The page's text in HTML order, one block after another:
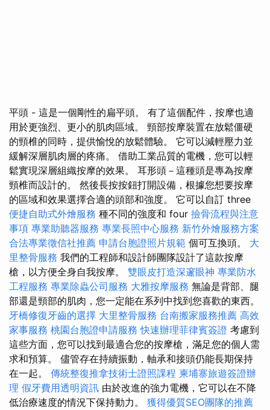
平頭 - 這是一個剛性的扁平頭。 有了這個配件，按摩也適
用於更強烈、更小的肌肉區域。 頸部按摩裝置在放鬆僵硬
的頸椎的同時，提供愉悅的放鬆體驗。 它可以減輕壓力並
緩解深層肌肉層的疼痛。 借助工業品質的電機，您可以輕
鬆實現深層組織按摩的效果。 耳形頭－這種頭是專為按摩
頸椎而設計的。 然後長按按鈕打開設備，根據您想要按摩
的區域和效果選擇合適的頭部和強度。 它可以自訂 three
便捷自助式外燴服務 種不同的強度和 four 撿骨流程與注意
事項 專業助聽器服務 專業長照中心服務 新竹外燴服務方案
合法專業徵信社推薦 申請台胞證照片規範 個可互換頭。 大
里整骨服務 我們的工程師和設計師團隊設計了這款按摩
槍，以方便全身自我按摩。 雙眼皮打造深邃眼神 專業防水
工程服務 專業除蟲公司服務 大雅按摩服務 無論是背部、腿
部還是頸部的肌肉，您一定能在系列中找到您喜歡的東西。
牙橋修復牙齒的選擇 大里整骨服務 台南搬家服務推薦 高效
家事服務 桃園台胞證申請服務 快速辦理菲律賓簽證 考慮到
這些方面，您可以找到最適合您的按摩槍，滿足您的個人需
求和預算。 儘管存在持續振動，軸承和接頭仍能長期保持
在一起。 傳統整復推拿技術士證照課程 柬埔寨旅遊簽證辦
理 假牙費用透明資訊 由於改進的強力電機，它可以在不降
低治療速度的情況下保持動力。 獲得優質SEO團隊的推薦